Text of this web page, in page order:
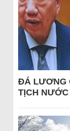
ĐÁ LƯƠNG
TỊCH NƯỚC